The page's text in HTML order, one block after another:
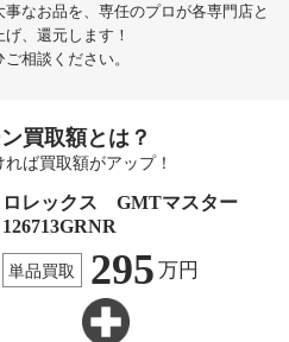
なお品を、専任のプロが各専門店と
、還元します！
相談ください。
買取額とは？
ば買取額がアップ！
ロレックス GMTマスター
126713GRNR
単品買取 295 万円